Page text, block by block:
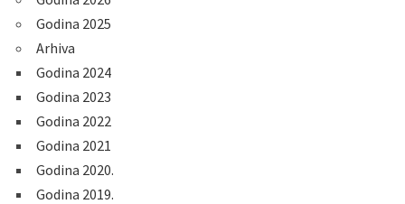
Godina 2025
Arhiva
Godina 2024
Godina 2023
Godina 2022
Godina 2021
Godina 2020.
Godina 2019.